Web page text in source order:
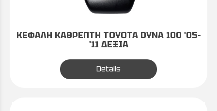
ΚΕΦΑΛΗ ΚΑΘΡΕΠΤΗ TOYOTA DYNA 100 '05-
'11 ΔΕΞΙΑ
Details